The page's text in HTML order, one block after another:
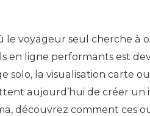
le voyageur seul cherche à
en ligne performants est
solo, la visualisation carte
aujourd’hui de créer un
découvrez comment ces